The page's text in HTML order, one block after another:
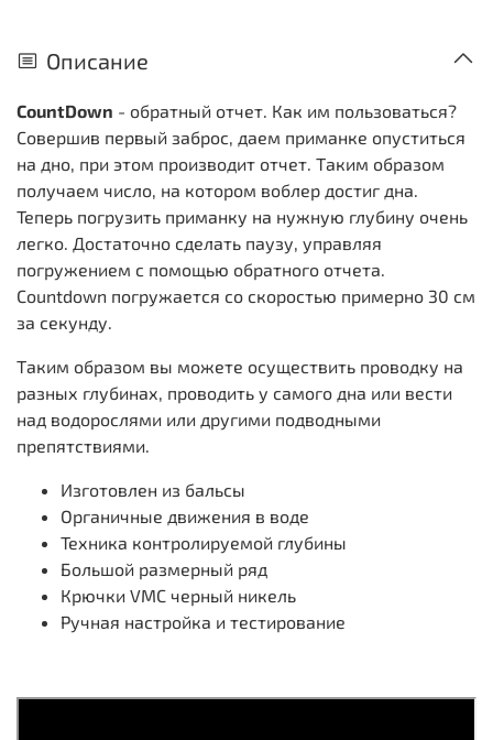
Описание
CountDown - обратный отчет. Как им пользоваться?
Совершив первый заброс, даем приманке опуститься
на дно, при этом производит отчет. Таким образом
получаем число, на котором воблер достиг дна.
Теперь погрузить приманку на нужную глубину очень
легко. Достаточно сделать паузу, управляя
погружением с помощью обратного отчета.
Countdown погружается со скоростью примерно 30 см
за секунду.
Таким образом вы можете осуществить проводку на
разных глубинах, проводить у самого дна или вести
над водорослями или другими подводными
препятствиями.
Изготовлен из бальсы
Органичные движения в воде
Техника контролируемой глубины
Большой размерный ряд
Крючки VMC черный никель
Ручная настройка и тестирование